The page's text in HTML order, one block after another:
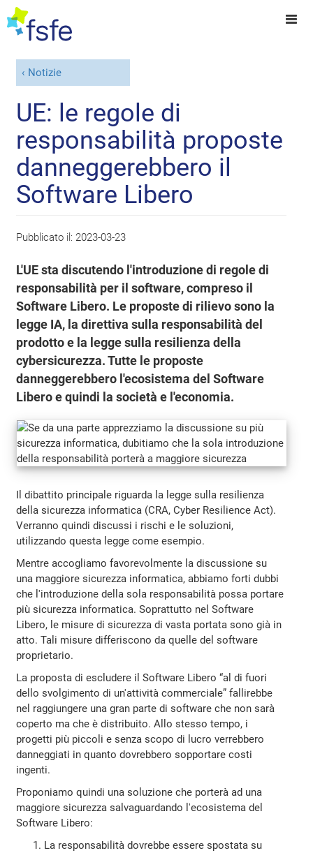
Notizie
UE: le regole di
responsabilità proposte
danneggerebbero il
Software Libero
Pubblicato il: 2023-03-23
L'UE sta discutendo l'introduzione di regole di
responsabilità per il software, compreso il
Software Libero. Le proposte di rilievo sono la
legge IA, la direttiva sulla responsabilità del
prodotto e la legge sulla resilienza della
cybersicurezza. Tutte le proposte
danneggerebbero l'ecosistema del Software
Libero e quindi la società e l'economia.
Il dibattito principale riguarda la legge sulla resilienza
della sicurezza informatica (CRA, Cyber Resilience Act).
Verranno quindi discussi i rischi e le soluzioni,
utilizzando questa legge come esempio.
Mentre accogliamo favorevolmente la discussione su
una maggiore sicurezza informatica, abbiamo forti dubbi
che l'introduzione della sola responsabilità possa portare
più sicurezza informatica. Soprattutto nel Software
Libero, le misure di sicurezza di vasta portata sono già in
atto. Tali misure differiscono da quelle del software
proprietario.
La proposta di escludere il Software Libero “al di fuori
dello svolgimento di un'attività commerciale” fallirebbe
nel raggiungere una gran parte di software che non sarà
coperto ma che è distribuito. Allo stesso tempo, i
progetti più piccoli e senza scopo di lucro verrebbero
danneggiati in quanto dovrebbero sopportare costi
ingenti.
Proponiamo quindi una soluzione che porterà ad una
maggiore sicurezza salvaguardando l'ecosistema del
Software Libero:
La responsabilità dovrebbe essere spostata su